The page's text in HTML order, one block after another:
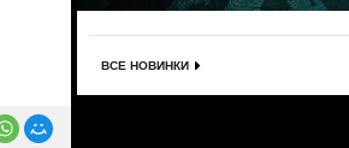
ВСЕ НОВИНКИ